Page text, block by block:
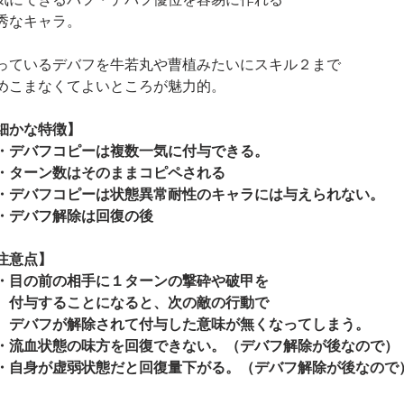
キャラ。
ているデバフを牛若丸や曹植みたいにスキル２まで
まなくてよいところが魅力的。
な特徴】
バフコピーは複数一気に付与できる。
ーン数はそのままコピペされる
バフコピーは状態異常耐性のキャラには与えられない。
バフ解除は回復の後
点】
の前の相手に１ターンの撃砕や破甲を
することになると、次の敵の行動で
フが解除されて付与した意味が無くなってしまう。
血状態の味方を回復できない。（デバフ解除が後なので）
身が虚弱状態だと回復量下がる。（デバフ解除が後なので